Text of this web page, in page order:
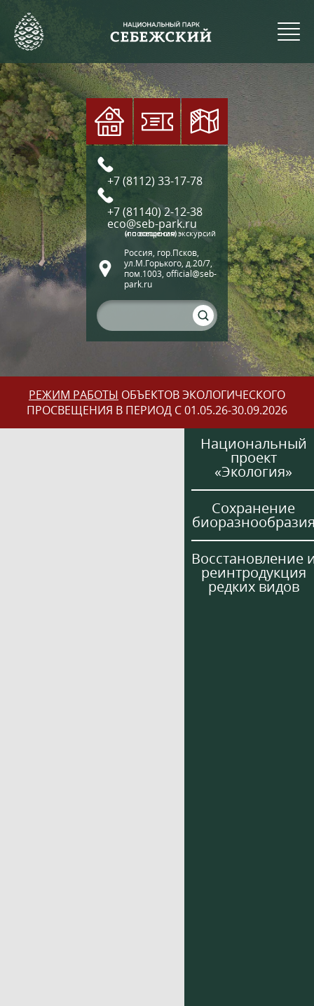
+7 (8112) 33-17-78
+7 (81140) 2-12-38
eco@seb-park.ru
(по вопросам экскурсий и посещения)
Россия, гор.Псков,
ул.М.Горького, д.20/7,
пом.1003, official@seb-
park.ru
РЕЖИМ РАБОТЫ ОБЪЕКТОВ ЭКОЛОГИЧЕСКОГО
ПРОСВЕЩЕНИЯ В ПЕРИОД С 01.05.26-30.09.2026
Национальный
проект
«Экология»
Сохранение
Восстановление
реинтродукция
редких видов